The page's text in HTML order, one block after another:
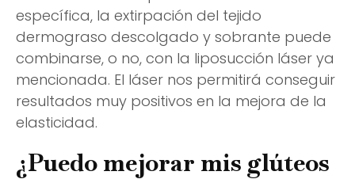
específica, la extirpación del tejido
dermograso descolgado y sobrante puede
combinarse, o no, con la liposucción láser ya
mencionada. El láser nos permitirá conseguir
resultados muy positivos en la mejora de la
elasticidad.
¿Puedo mejorar mis glúteos